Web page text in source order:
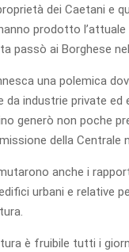
dei Caetani e
prodotto
passò ai Borghese
una polemica
da industrie private
generò non poche
della Centrale
anche i
urbani e relative
è fruibile tutti i